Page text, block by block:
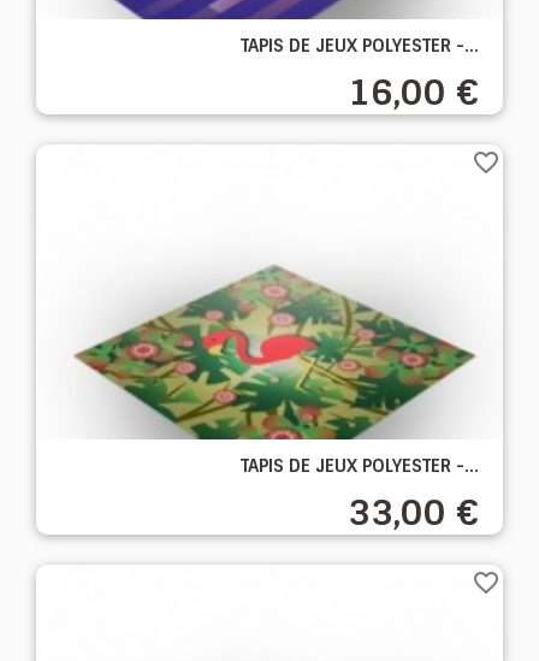
TAPIS DE JEUX POLYESTER -...
16,00 €
TAPIS DE JEUX POLYESTER -...
33,00 €
favorite_border
favorite_border